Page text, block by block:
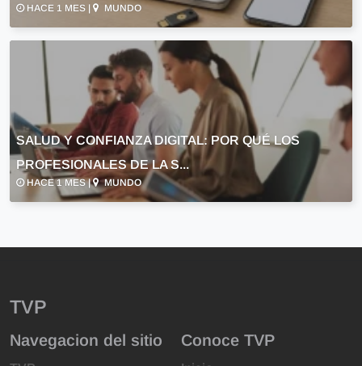
HACE 1 MES | MUNDO
SALUD Y CONFIANZA DIGITAL: POR QUÉ LOS
PROFESIONALES DE LA S...
HACE 1 MES | MUNDO
TVP
Navegacion del sitio Conoce TVP